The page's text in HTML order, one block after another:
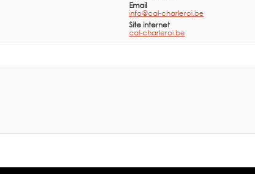
Email
info@cal-charleroi.be
Site internet
cal-charleroi.be